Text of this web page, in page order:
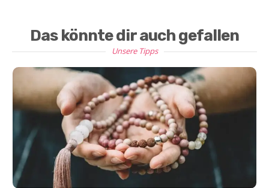
Das könnte dir auch gefallen
Unsere Tipps